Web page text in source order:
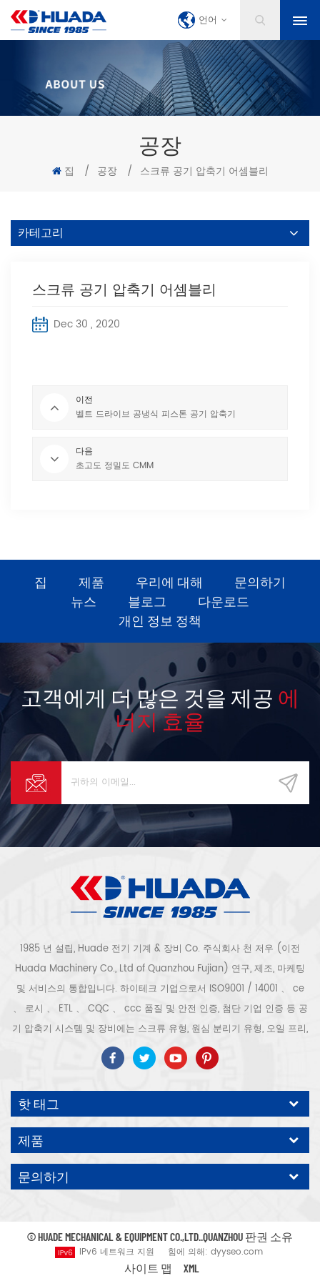
언어
공장
집 / 공장 / 스크류 공기 압축기 어셈블리
카테고리
스크류 공기 압축기 어셈블리
Dec 30 , 2020
이전
벨트 드라이브 공냉식 피스톤 공기 압축기
다음
초고도 정밀도 CMM
집 제품 우리에 대해
문의하기
뉴스
블로그
다운로드
개인 정보 정책
고객에게 더 많은 것을 제공 에
너지 효율
1985 년 설립, Huade 전기 기계 & 장비 Co. 주식회사 천 저우 (이전
Huada Machinery Co., Ltd of Quanzhou Fujian) 연구, 제조, 마케팅
및 서비스의 통합입니다. 하이테크 기업으로서 ISO9001 / 14001 、 ce
、 로시 、 ETL 、 CQC 、 ccc 품질 및 안전 인증, 첨단 기업 인증 등 공
기 압축기 시스템 및 장비에는 스크류 유형, 원심 분리기 유형, 오일 프리,
스크롤 유형, 피스톤 유형, 건조기, 필터, 배수기, 완전한 공기 압축기 생산
라인 등이 포함됩니다. 보다 300 가지 유형의 공기 압축기 산업 전문가
우리 회사는 보다 30 년 경력 from 압력 용기, 전기 모터, 정밀 부품 가공
및 장비에 대한 최고의 부품 주조 조립. 또한 우리 회사는 영구 자석 서보
모터의 자체 핵심 프로세스를 개발하고 관련 기술 특허를 획득하여 국가
에너지 절약 및 환경 보호 기술 발전에 기여했습니다. 우리 자신의 브랜
드 공기 압축기를 기대하십시오, ODM / OEM 수락입니다.
핫 태그
제품
문의하기
© HUADE MECHANICAL & EQUIPMENT CO.,LTD..QUANZHOU 판권 소유
IPv6 네트워크 지원
힘에 의해: dyyseo.com
사이트 맵
XML